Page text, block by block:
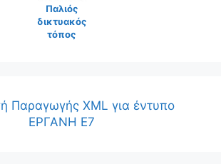
Παλιός
δικτυακός
τόπος
Παραγωγής XML για έντυπο
ΕΡΓΑΝΗ Ε7